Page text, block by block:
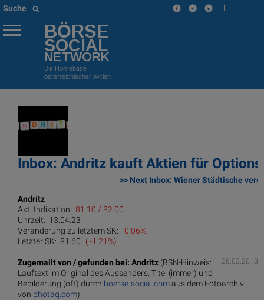
Suche |
BÖRSE
SOCIAL
NETWORK
Die Homebase
österreichischer Aktien
Inbox: Andritz kauft Aktien für
>> Next Inbox: Wiener Städtische
Andritz
Akt. Indikation: 81.10 / 82.00
Uhrzeit: 13:04:23
Veränderung zu letztem SK: -0.06%
Letzter SK: 81.60 ( -1.21%)
26.03.2018
Zugemailt von / gefunden bei: Andritz (BSN-Hinweis:
Lauftext im Original des Aussenders, Titel (immer) und
Bebilderung (oft) durch boerse-social.comaus dem Fotoarchiv
von photaq.com)